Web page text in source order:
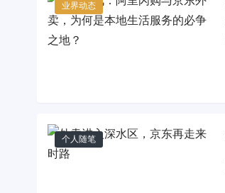
业界动态
个人随笔